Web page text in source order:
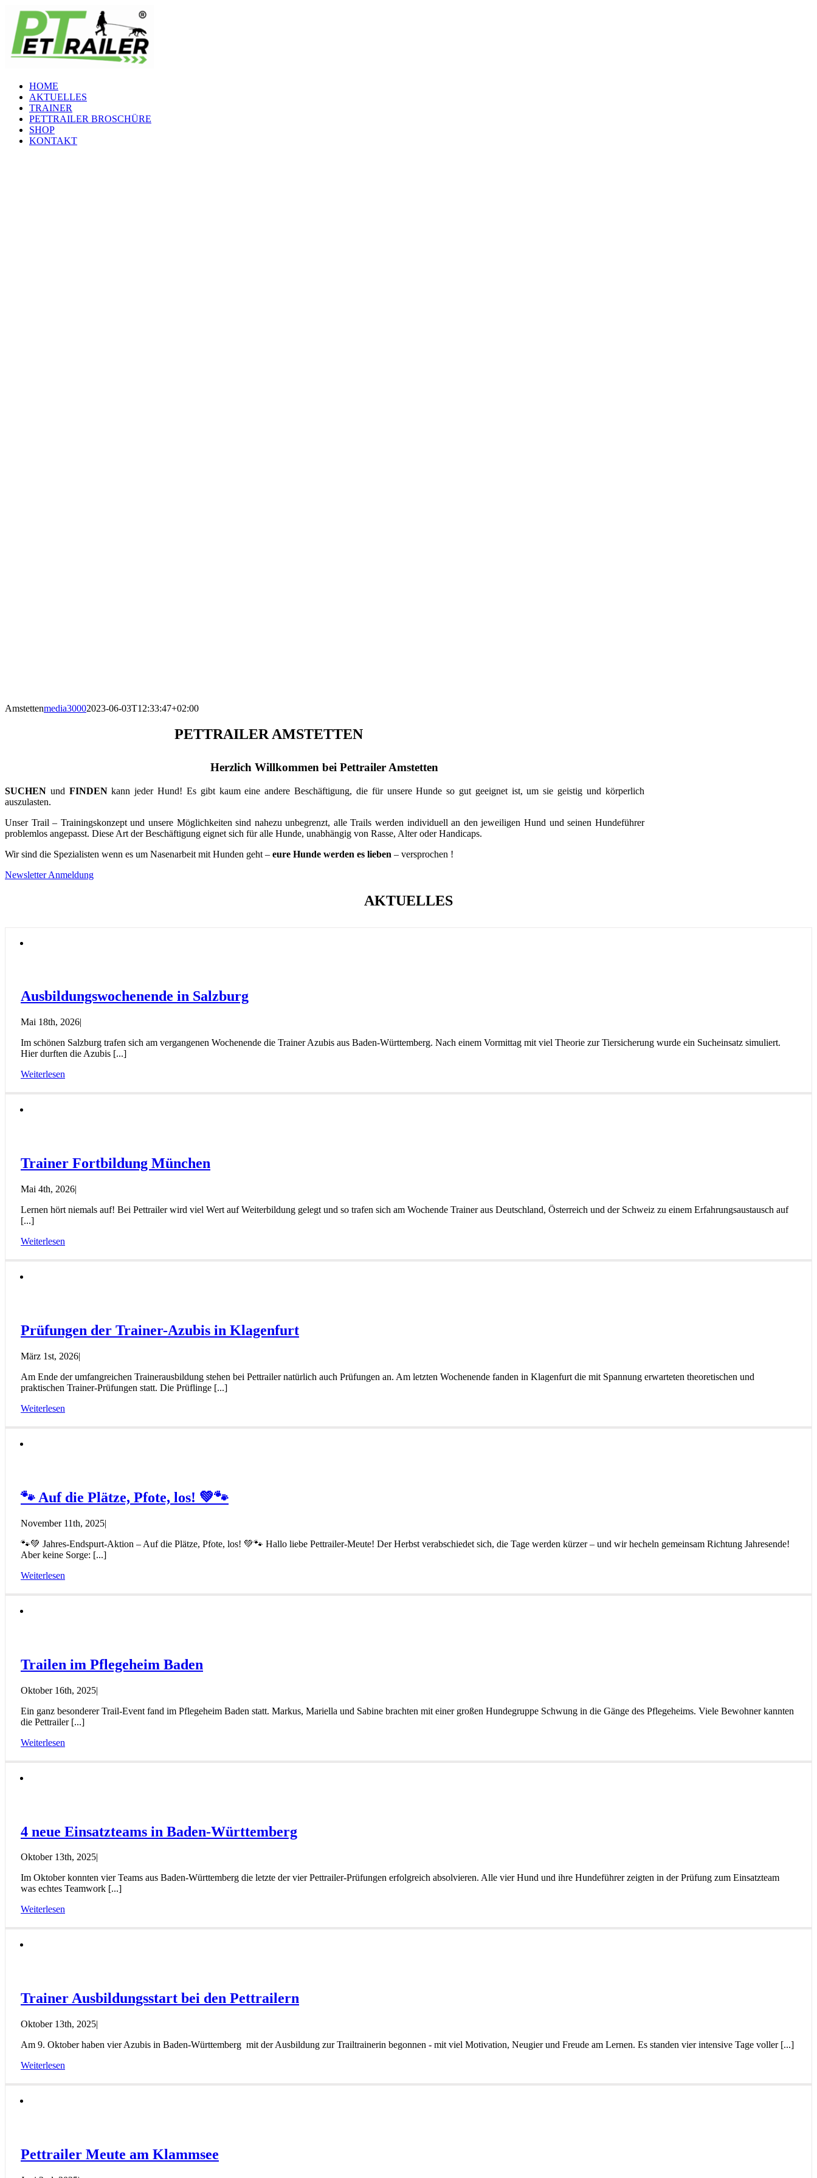
Zum
Inhalt
springen
HOME
AKTUELLES
TRAINER
PETTRAILER BROSCHÜRE
SHOP
KONTAKT
Amstettenmedia30002023-06-03T12:33:47+02:00
PETTRAILER AMSTETTEN
Herzlich Willkommen bei Pettrailer Amstetten
SUCHEN und FINDENkann jeder Hund! Es gibt kaum eine andere Beschäftigung, die für unsere Hunde so gut geeignet ist, um sie geistig und körperlich
auszulasten.
Unser Trail – Trainingskonzept und unsere Möglichkeiten sind nahezu unbegrenzt, alle Trails werden individuell an den jeweiligen Hund und seinen Hundeführer
problemlos angepasst. Diese Art der Beschäftigung eignet sich für alle Hunde, unabhängig von Rasse, Alter oder Handicaps.
Wir sind die Spezialisten wenn es um Nasenarbeit mit Hunden geht – eure Hunde werden es lieben – versprochen !
Newsletter Anmeldung
AKTUELLES
Ausbildungswochenende in Salzburg
Mai 18th, 2026|
Im schönen Salzburg trafen sich am vergangenen Wochenende die Trainer Azubis aus Baden-Württemberg. Nach einem Vormittag mit viel Theorie zur Tiersicherung wurde ein Sucheinsatz simuliert.
Hier durften die Azubis [...]
Weiterlesen
Trainer Fortbildung München
Mai 4th, 2026|
Lernen hört niemals auf! Bei Pettrailer wird viel Wert auf Weiterbildung gelegt und so trafen sich am Wochende Trainer aus Deutschland, Österreich und der Schweiz zu einem Erfahrungsaustausch auf
[...]
Weiterlesen
Prüfungen der Trainer-Azubis in Klagenfurt
März 1st, 2026|
Am Ende der umfangreichen Trainerausbildung stehen bei Pettrailer natürlich auch Prüfungen an. Am letzten Wochenende fanden in Klagenfurt die mit Spannung erwarteten theoretischen und
praktischen Trainer-Prüfungen statt. Die Prüflinge [...]
Weiterlesen
🐾 Auf die Plätze, Pfote, los! 💚🐾
November 11th, 2025|
🐾💚 Jahres-Endspurt-Aktion – Auf die Plätze, Pfote, los! 💚🐾 Hallo liebe Pettrailer-Meute! Der Herbst verabschiedet sich, die Tage werden kürzer – und wir hecheln gemeinsam Richtung Jahresende!
Aber keine Sorge: [...]
Weiterlesen
Trailen im Pflegeheim Baden
Oktober 16th, 2025|
Ein ganz besonderer Trail-Event fand im Pflegeheim Baden statt. Markus, Mariella und Sabine brachten mit einer großen Hundegruppe Schwung in die Gänge des Pflegeheims. Viele Bewohner kannten
die Pettrailer [...]
Weiterlesen
4 neue Einsatzteams in Baden-Württemberg
Oktober 13th, 2025|
Im Oktober konnten vier Teams aus Baden-Württemberg die letzte der vier Pettrailer-Prüfungen erfolgreich absolvieren. Alle vier Hund und ihre Hundeführer zeigten in der Prüfung zum Einsatzteam
was echtes Teamwork [...]
Weiterlesen
Trainer Ausbildungsstart bei den Pettrailern
Oktober 13th, 2025|
Am 9. Oktober haben vier Azubis in Baden-Württemberg mit der Ausbildung zur Trailtrainerin begonnen - mit viel Motivation, Neugier und Freude am Lernen. Es standen vier intensive Tage voller [...]
Weiterlesen
Pettrailer Meute am Klammsee